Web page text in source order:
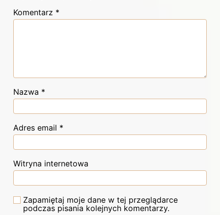
Komentarz *
Nazwa *
Adres email *
Witryna internetowa
Zapamiętaj moje dane w tej przeglądarce
podczas pisania kolejnych komentarzy.